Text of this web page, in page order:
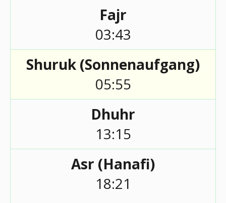
Fajr
03:43
Shuruk (Sonnenaufgang)
05:55
Dhuhr
13:15
Asr (Hanafi)
18:21